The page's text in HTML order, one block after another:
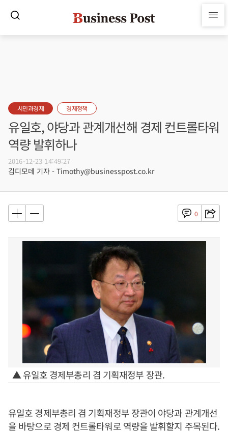
시민과경제 경제정책
유일호, 야당과 관계개선해 경제 컨트롤타워
역량 발휘하나
2016-12-23 14:49:27
김디모데 기자 - Timothy@businesspost.co.kr
0
▲ 유일호 경제부총리 겸 기획재정부 장관.
유일호 경제부총리 겸 기획재정부 장관이 야당과 관계개선
을 바탕으로 경제 컨트롤타워로 역량을 발휘할지 주목된다.